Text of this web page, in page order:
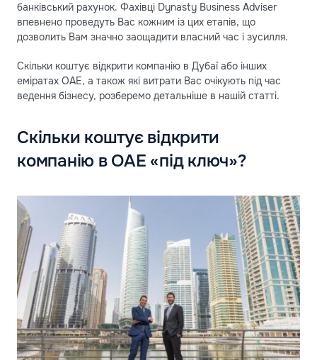
банківський рахунок. Фахівці Dynasty Business Adviser
впевнено проведуть Вас кожним із цих етапів, що
дозволить Вам значно заощадити власний час і зусилля.
Скільки коштує відкрити компанію в Дубаї або інших
еміратах ОАЕ, а також які витрати Вас очікують під час
ведення бізнесу, розберемо детальніше в нашій статті.
Скільки коштує відкрити
компанію в ОАЕ «під ключ»?